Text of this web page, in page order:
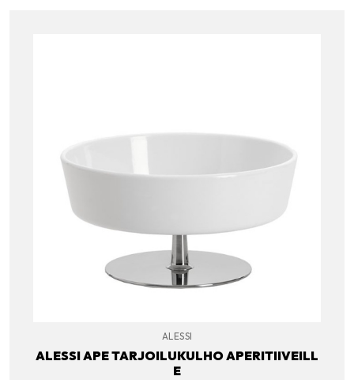
ALESSI
ALESSI APE TARJOILUKULHO APERITIIVEILL
E